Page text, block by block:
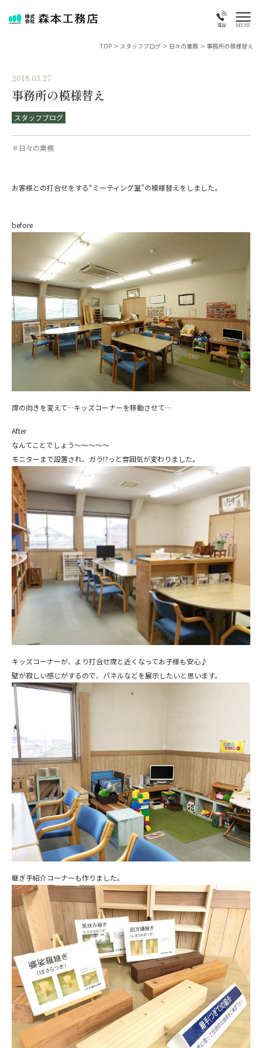
電話 MENU
TOP > スタッフブログ > 日々の業務 > 事務所の模様替え
2018.03.27
事務所の模様替え
スタッフブログ
＃日々の業務
お客様との打合せをする“ミーティング室”の模様替えをしました。
before
席の向きを変えて…キッズコーナーを移動させて…
After
なんてことでしょう～～～～～
モニターまで設置され、ガラ!?っと雰囲気が変わりました。
キッズコーナーが、より打合せ席と近くなってお子様も安心♪
壁が寂しい感じがするので、パネルなどを展示したいと思います。
継ぎ手紹介コーナーも作りました。